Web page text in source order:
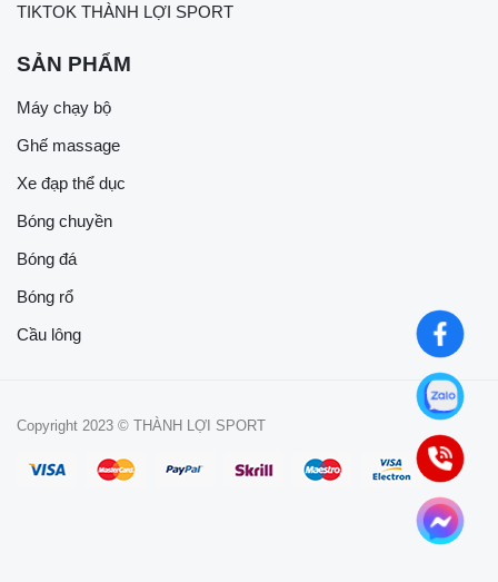
TIKTOK THÀNH LỢI SPORT
SẢN PHẨM
Máy chạy bộ
Ghế massage
Xe đạp thể dục
Bóng chuyền
Bóng đá
Bóng rổ
Cầu lông
Copyright 2023 © THÀNH LỢI SPORT